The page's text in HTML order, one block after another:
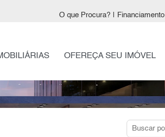
O que Procura? Financiamento
OFEREÇA SEU IMÓVEL